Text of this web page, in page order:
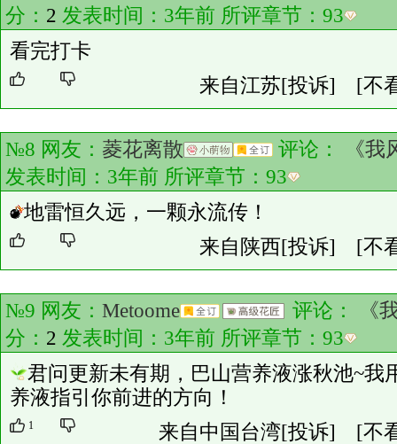
分： 2 发表时间：3年前 所评章节： 93
看完打卡
来自江苏[投诉] [不
№8 网友： 菱花离散 评论：
《
发表时间：3年前 所评章节： 93
地雷恒久远，一颗永流传！
来自陕西[投诉] [不
№9 网友： Metoome 评论：
《
分： 2 发表时间：3年前 所评章节： 93
君问更新未有期，巴山营养液涨秋池~我
养液指引你前进的方向！
1 来自中国台湾[投诉] [不